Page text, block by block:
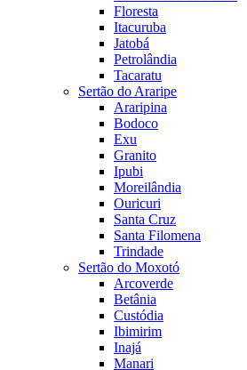
Floresta
Itacuruba
Jatobá
Petrolândia
Tacaratu
Sertão do Araripe
Araripina
Bodoco
Exu
Granito
Ipubi
Moreilândia
Ouricuri
Santa Cruz
Santa Filomena
Trindade
Sertão do Moxotó
Arcoverde
Betânia
Custódia
Ibimirim
Inajá
Manari